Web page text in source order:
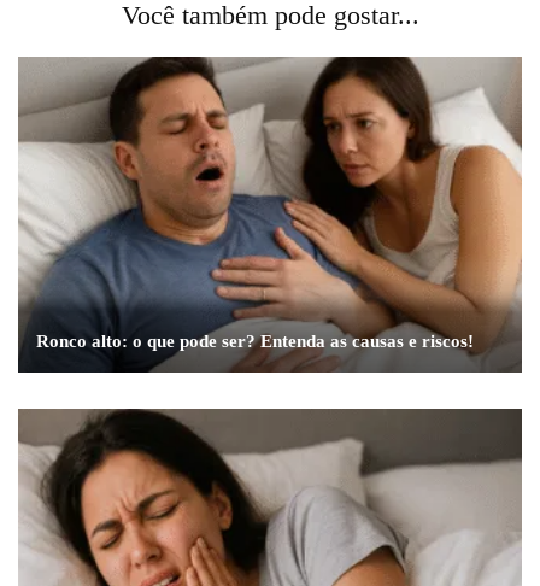
Você também pode gostar...
Ronco alto: o que pode ser? Entenda as causas e riscos!